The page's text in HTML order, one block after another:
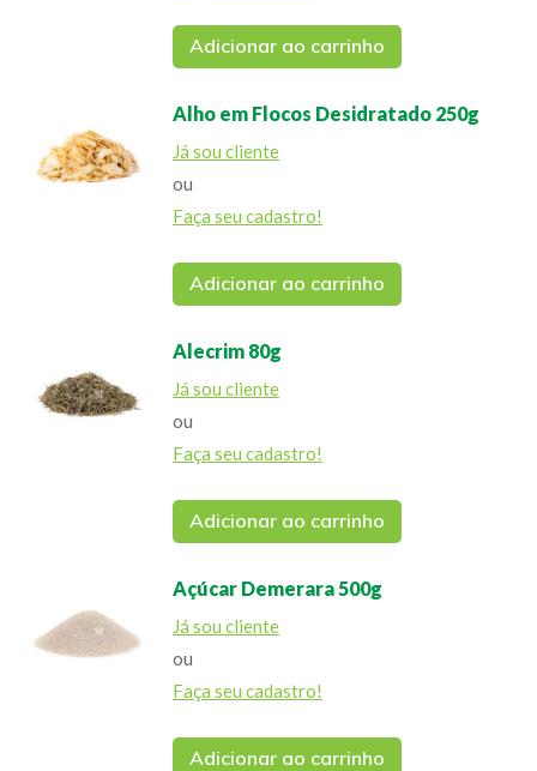
Adicionar ao carrinho
Alho em Flocos Desidratado 250g
Já sou cliente
ou
Faça seu cadastro!
Adicionar ao carrinho
Alecrim 80g
Já sou cliente
ou
Faça seu cadastro!
Adicionar ao carrinho
Açúcar Demerara 500g
Já sou cliente
ou
Faça seu cadastro!
Adicionar ao carrinho